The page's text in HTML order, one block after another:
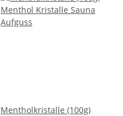
Mentholkristalle (100g)